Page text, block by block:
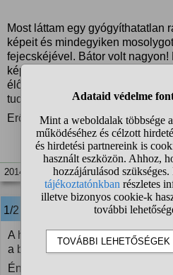
Most láttam egy gyógyíthatatlan
képeit és mindegyiken
fejecskéjével. Bátor volt nagyon!
képek láttán is már összeszorult
élőben???? Miért ilyen a világ a
tudnak segíteni rajtuk.
Erősek lehettek lelkileg nagyon!
2014. jan. 13. 00:17
1/2
A halál természetes dolog, csak
a bőrén, annak ez valami
Én csak idősebb embereket